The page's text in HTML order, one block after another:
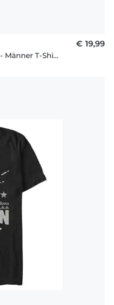
Pixar - Moana - Pua Group Shot Pua Pua - Männer T-Shirt
€ 19,99